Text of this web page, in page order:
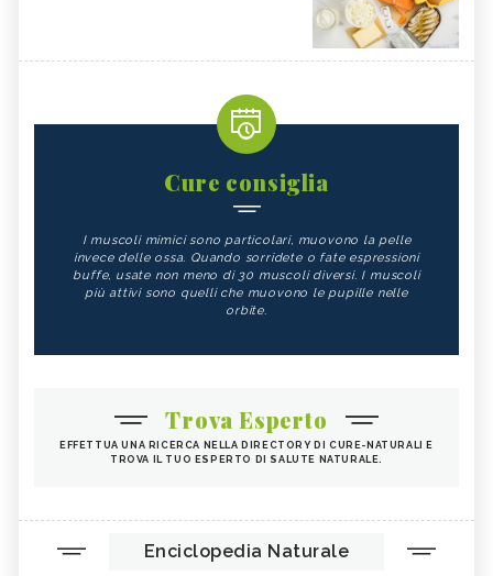
Cure consiglia
I muscoli mimici sono particolari, muovono la pelle
invece delle ossa. Quando sorridete o fate espressioni
buffe, usate non meno di 30 muscoli diversi. I muscoli
più attivi sono quelli che muovono le pupille nelle
orbite.
Trova Esperto
EFFETTUA UNA RICERCA NELLA DIRECTORY DI CURE-NATURALI E
TROVA IL TUO ESPERTO DI SALUTE NATURALE.
Enciclopedia Naturale